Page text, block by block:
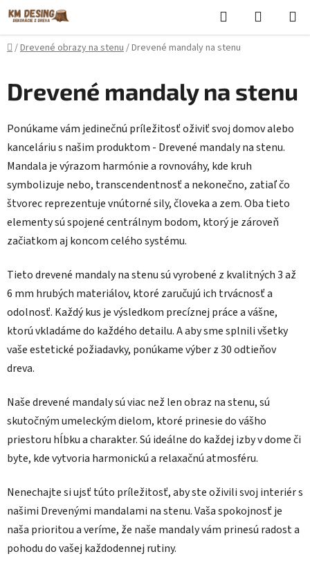
Prejsť
na
obsah
Hľadať
KOŠÍK
Domov
/Drevené obrazy na stenu/Drevené mandaly na stenu
Drevené mandaly na stenu
Ponúkame vám jedinečnú príležitosť oživiť svoj domov alebo
kanceláriu s našim produktom - Drevené mandaly na stenu.
Mandala je výrazom harmónie a rovnováhy, kde kruh
symbolizuje nebo, transcendentnosť a nekonečno, zatiaľ čo
štvorec reprezentuje vnútorné sily, človeka a zem. Oba tieto
elementy sú spojené centrálnym bodom, ktorý je zároveň
začiatkom aj koncom celého systému.
Tieto drevené mandaly na stenu sú vyrobené z kvalitných 3 až
6 mm hrubých materiálov, ktoré zaručujú ich trvácnosť a
odolnosť. Každý kus je výsledkom precíznej práce a vášne,
ktorú vkladáme do každého detailu. A aby sme splnili všetky
vaše estetické požiadavky, ponúkame výber z 30 odtieňov
dreva.
Naše drevené mandaly sú viac než len obraz na stenu, sú
skutočným umeleckým dielom, ktoré prinesie do vášho
priestoru hĺbku a charakter. Sú ideálne do každej izby v dome či
byte, kde vytvoria harmonickú a relaxačnú atmosféru.
Nenechajte si ujsť túto príležitosť, aby ste oživili svoj interiér s
našimi Drevenými mandalami na stenu. Vaša spokojnosť je
naša prioritou a veríme, že naše mandaly vám prinesú radost a
pohodu do vašej každodennej rutiny.